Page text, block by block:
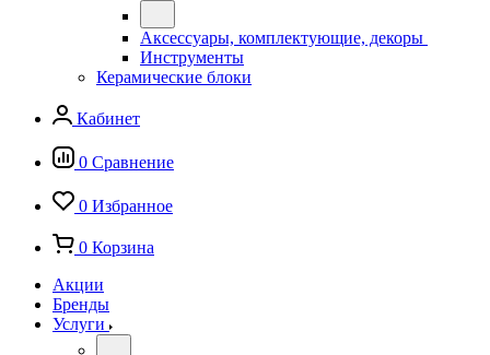
Аксессуары, комплектующие, декоры
Инструменты
Керамические блоки
Кабинет
0 Сравнение
0 Избранное
0 Корзина
Акции
Бренды
Услуги